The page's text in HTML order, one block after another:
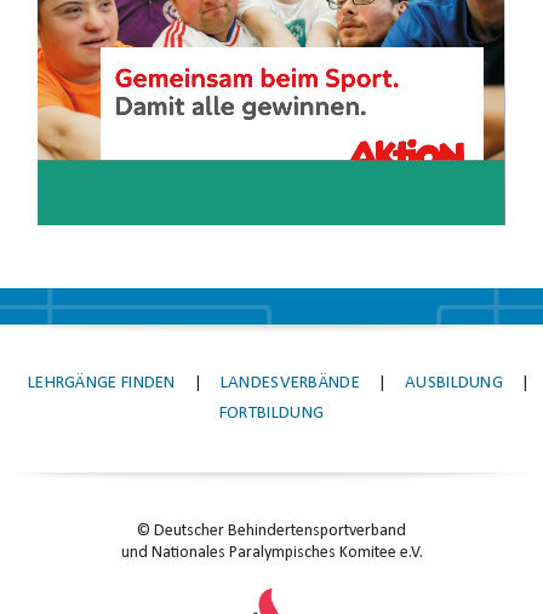
LEHRGÄNGE FINDEN LANDESVERBÄNDE AUSBILDUNG
FORTBILDUNG
© Deutscher Behindertensportverband
und Nationales Paralympisches Komitee e.V.